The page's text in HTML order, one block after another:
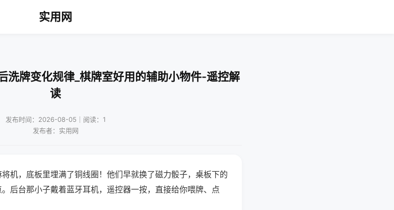
实用网
洗牌变化规律_棋牌室好用的辅助小物件-遥控解
读
发布时间：2026-08-05｜阅读：1
发布者：实用网
机，底板里埋满了铜线圈！他们早就换了磁力骰子，桌板下的
后台那小子戴着蓝牙耳机，遥控器一按，直接给你喂牌、点